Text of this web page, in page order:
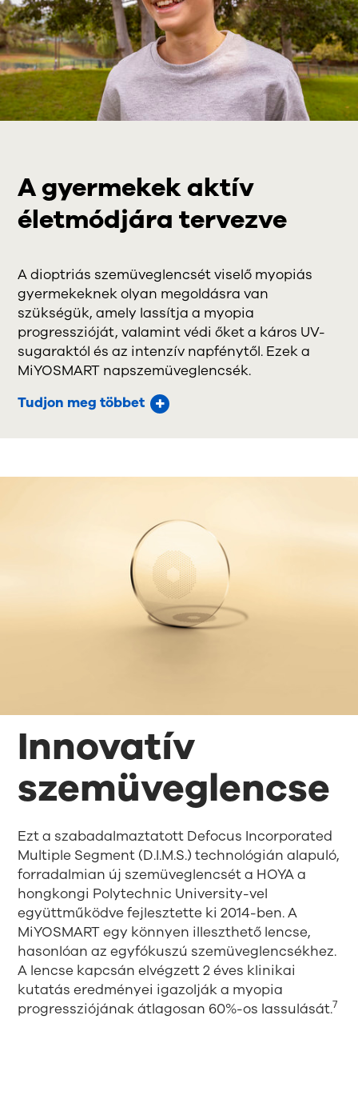
A gyermekek aktív
életmódjára tervezve
A dioptriás szemüveglencsét viselő myopiás
gyermekeknek olyan megoldásra van
szükségük, amely lassítja a myopia
progresszióját, valamint védi őket a káros UV-
sugaraktól és az intenzív napfénytől. Ezek a
MiYOSMART napszemüveglencsék.
Tudjon meg többet
Innovatív
szemüveglencse
Ezt a szabadalmaztatott Defocus Incorporated
Multiple Segment (D.I.M.S.) technológián alapuló,
forradalmian új szemüveglencsét a HOYA a
hongkongi Polytechnic University-vel
együttműködve fejlesztette ki 2014-ben. A
MiYOSMART egy könnyen illeszthető lencse,
hasonlóan az egyfókuszú szemüveglencsékhez.
A lencse kapcsán elvégzett 2 éves klinikai
kutatás eredményei igazolják a myopia
progressziójának átlagosan 60%-os lassulását.7